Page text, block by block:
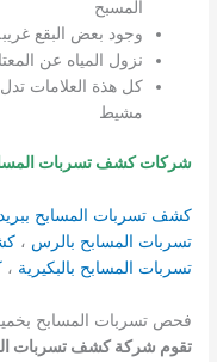
المسبح
وجود بعض البقع
نزول المياه عن
كل هذة العلامات
مشيط
شركات كشف تسربات
كشف تسربات المسابح
تسربات المسابح بالرس ،
تسربات المسابح بالبكيرية ،
فحص تسربات المسابح
تقوم شركة كشف تسربات